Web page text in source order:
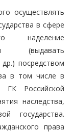
осуществлять
в сфере
наделение
(выдавать
посредством
в том числе в
ГК Российской
наследства,
государства.
права